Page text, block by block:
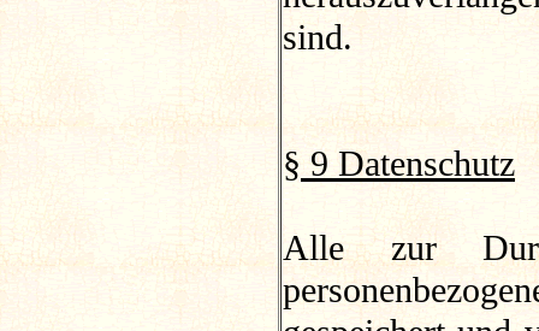
sind.
§ 9 Datenschutz
Alle zur